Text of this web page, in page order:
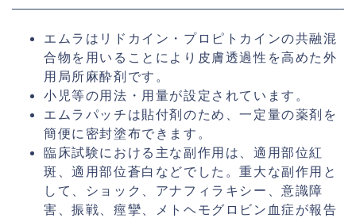
エムラはリドカイン・プロピトカインの共融混
合物を用いることにより皮膚透過性を高めた外
用局所麻酔剤です。
小児等の用法・用量が設定されています。
エムラパッチは貼付剤のため、一定量の薬剤を
簡便に密封塗布できます。
臨床試験における主な副作用は、適用部位紅
斑、適用部位蒼白などでした。重大な副作用と
して、ショック、アナフィラキシー、意識障
害、振戦、痙攣、メトヘモグロビン血症が報告